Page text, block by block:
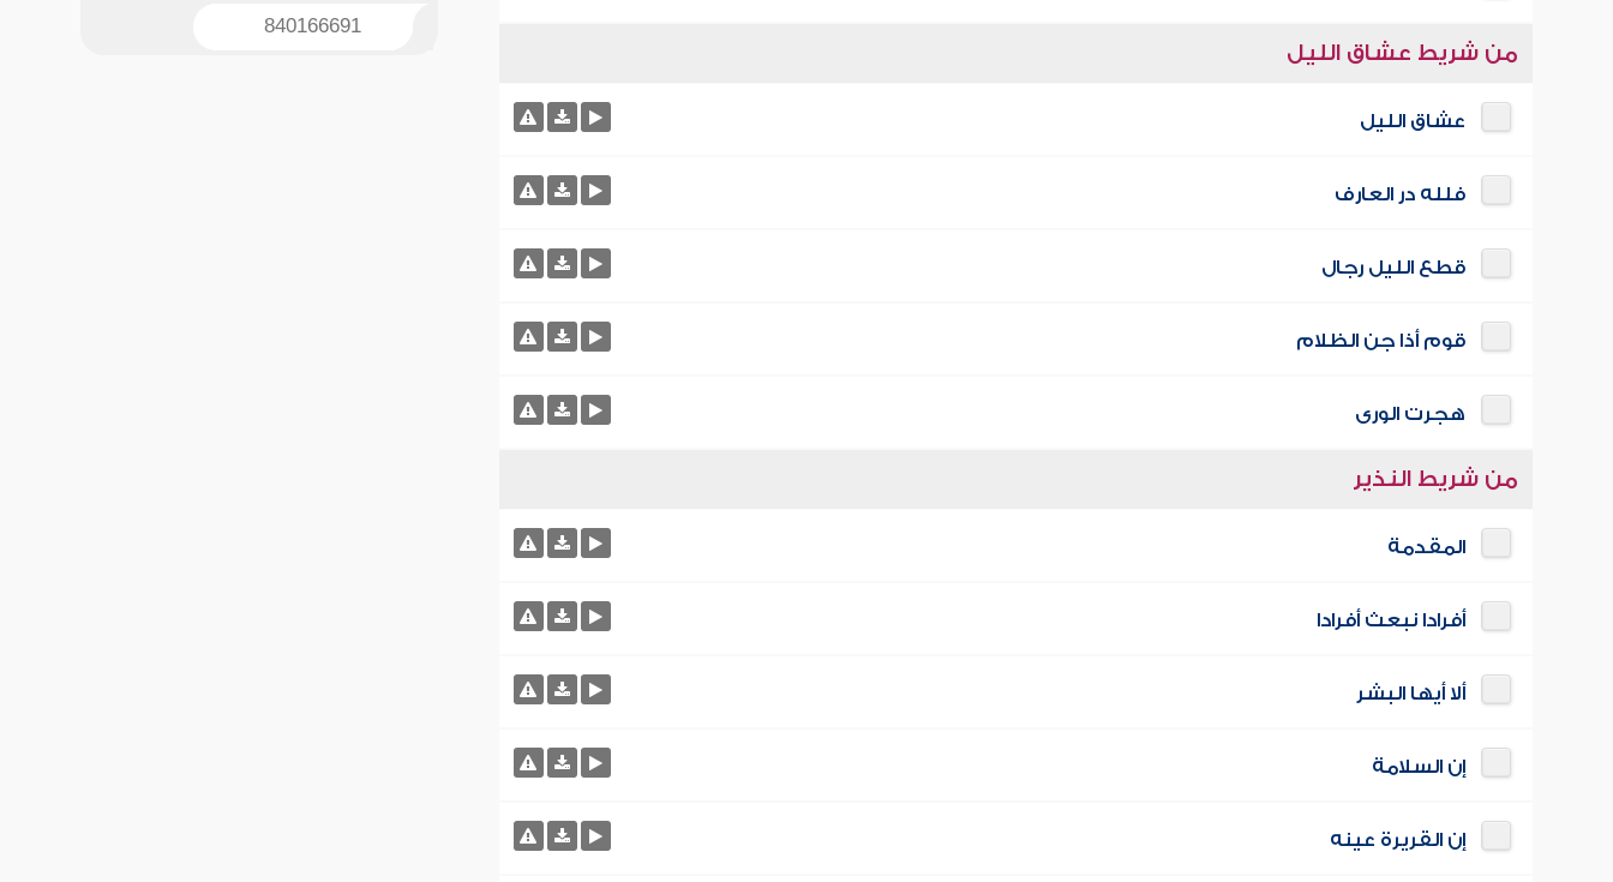
من شريط عشاق الليل
عشاق الليل
فلله در العارف
قطع الليل رجال
قوم أذا جن الظلام
هجرت الورى
من شريط النذير
المقدمة
أفرادا نبعث أفرادا
ألا أيها البشر
إن السلامة
إن القريرة عينه
840166691